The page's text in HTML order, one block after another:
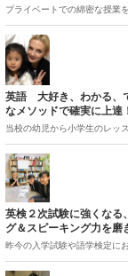
プライベートでの綿密な授業
英語 大好き、わかる、
なメソッドで確実に上達！
当校の幼児から小学生のレッ
英検２次試験に強くなる
グ＆スピーキング力を磨
昨今の入学試験や語学検定に